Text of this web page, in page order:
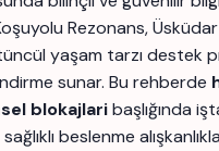
Rezonans,
yaşam tarzı destek
sunar. Bu rehberde
blokajlaribaşlığında
beslenme